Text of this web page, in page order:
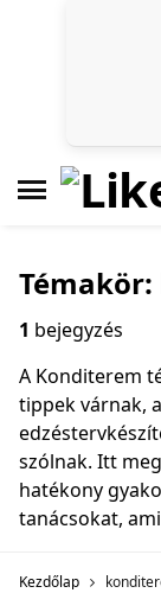
1 bejegyzés
A Konditerem
tippek várnak,
szólnak. Itt
hatékony
tanácsokat,
Kezdőlap